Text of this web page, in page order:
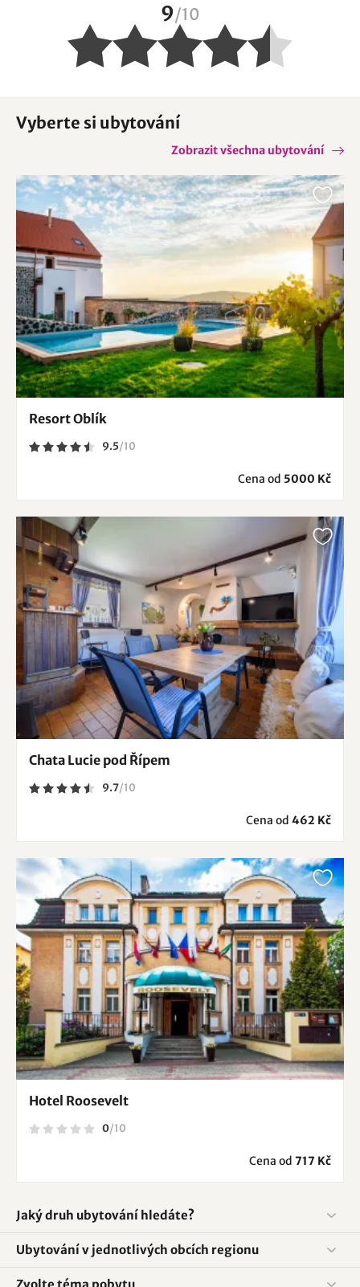
9/10
Vyberte si ubytování
Zobrazit všechna ubytování
Resort Oblík
9.5/10
Cena od 5000 Kč
Chata Lucie pod Řípem
9.7/10
Cena od 462 Kč
Hotel Roosevelt
0/10
Cena od 717 Kč
Jaký druh ubytování hledáte?
Ubytování v jednotlivých obcích regionu